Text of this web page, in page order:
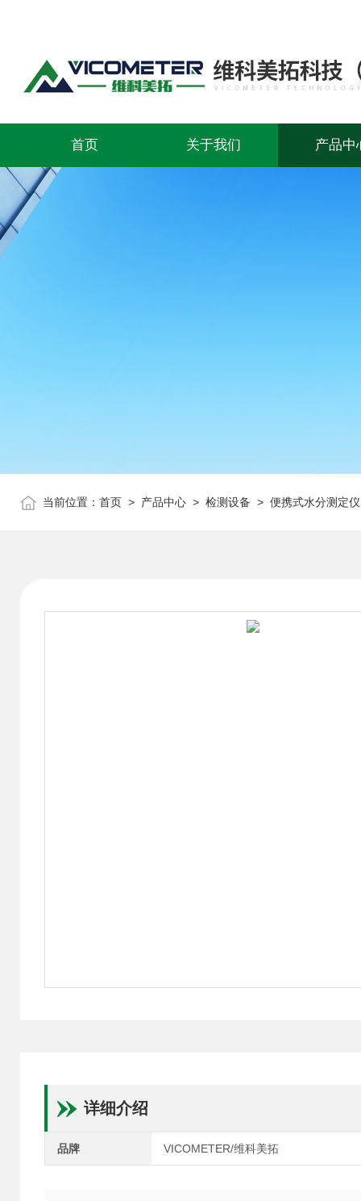
首页 关于我们 产品中
当前位置： 首页 > 产品中心 > 检测设备 > 便携式水分测定仪
详细介绍
品牌 VICOMETER/维科美拓